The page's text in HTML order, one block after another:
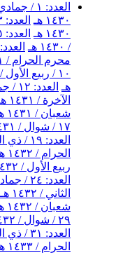
العدد: ١ / جمادي الآخرة / ١٤٣٠ هـ
١٤٣٠ هـ
العدد: ٣ / شعبان / ١٤٣٠ هـ
١٤٣٠ هـ
العدد: ٥ / شوال / ١٤٣٠ هـ
/ ١٤٣٠ هـ
العدد: ٧ / ذي الحجة / ١٤٣٠ هـ
محرم الحرام / ١٤٣١ هـ
١٠ / ربيع الأول / ١٤٣١ هـ
هـ العدد: ١٢ / جمادي الأول / ١٤٣١ هـ
الآخرة / ١٤٣١ هـ
شعبان / ١٤٣١ هـ
١٧ / شوال / ١٤٣١ هـ
العدد: ١٩ / ذي الحجة / ١٤٣١ هـ
الحرام / ١٤٣٢ هـ
ربيع الأول / ١٤٣٢ هـ
العدد: ٢٤ / جمادي الأول / ١٤٣٢ هـ
الثاني / ١٤٣٢ هـ
شعبان / ١٤٣٢ هـ
٢٩ / شوال / ١٤٣٢ هـ
العدد: ٣١ / ذي الحجة / ١٤٣٢ هـ
الحرام / ١٤٣٣ هـ